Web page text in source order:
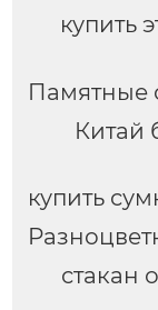
купить
Памятные
Китай
купить
стакан